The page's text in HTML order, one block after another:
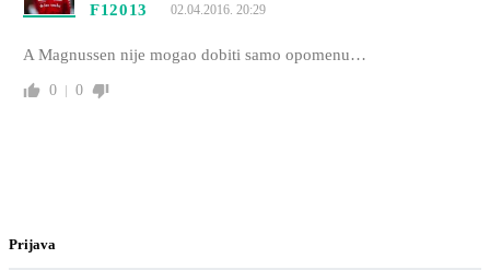
F12013 02.04.2016. 20:29
A Magnussen nije mogao dobiti samo opomenu…
0 0
Prijava